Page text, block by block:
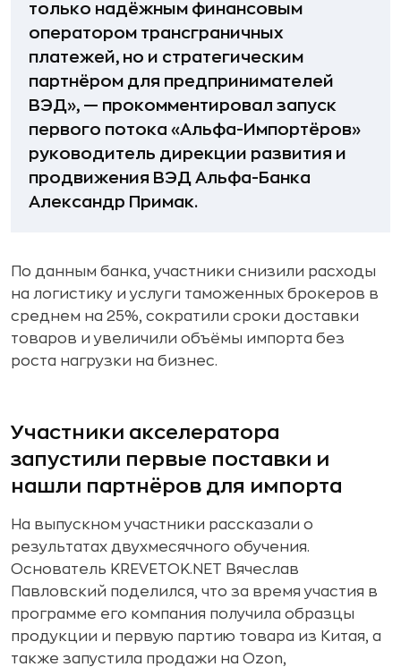
только надёжным финансовым
оператором трансграничных
платежей, но и стратегическим
партнёром для предпринимателей
ВЭД», — прокомментировал запуск
первого потока «Альфа-Импортёров»
руководитель дирекции развития и
продвижения ВЭД Альфа-Банка
Александр Примак.
По данным банка, участники снизили расходы
на логистику и услуги таможенных брокеров в
среднем на 25%, сократили сроки доставки
товаров и увеличили объёмы импорта без
роста нагрузки на бизнес.
Участники акселератора
запустили первые поставки и
нашли партнёров для импорта
На выпускном участники рассказали о
результатах двухмесячного обучения.
Основатель KREVETOK.NET Вячеслав
Павловский поделился, что за время участия в
программе его компания получила образцы
продукции и первую партию товара из Китая, а
также запустила продажи на Ozon,